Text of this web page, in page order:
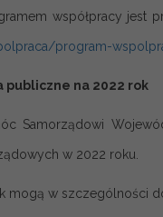
współpracy
program-
publiczne na 2022 rok
Samorządowi
w 2022 roku.
mogą w szczególności